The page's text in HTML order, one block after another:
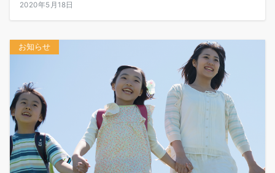
2020年5月18日
お知らせ